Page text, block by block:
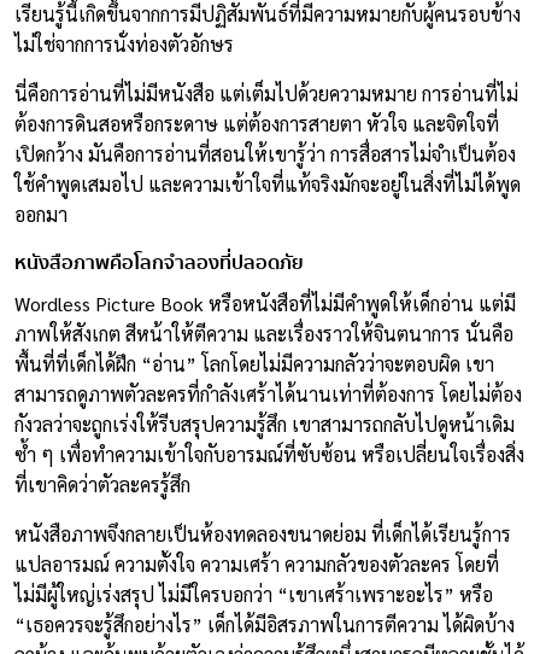
เรียนรู้นี้เกิดขึ้นจากการมีปฏิสัมพันธ์ที่มีความหมายกับผู้คนรอบข้าง
ไม่ใช่จากการนั่งท่องตัวอักษร
นี่คือการอ่านที่ไม่มีหนังสือ แต่เต็มไปด้วยความหมาย การอ่านที่ไม่
ต้องการดินสอหรือกระดาษ แต่ต้องการสายตา หัวใจ และจิตใจที่
เปิดกว้าง มันคือการอ่านที่สอนให้เขารู้ว่า การสื่อสารไม่จำเป็นต้อง
ใช้คำพูดเสมอไป และความเข้าใจที่แท้จริงมักจะอยู่ในสิ่งที่ไม่ได้พูด
ออกมา
หนังสือภาพคือโลกจำลองที่ปลอดภัย
Wordless Picture Book หรือหนังสือที่ไม่มีคำพูดให้เด็กอ่าน แต่มี
ภาพให้สังเกต สีหน้าให้ตีความ และเรื่องราวให้จินตนาการ นั่นคือ
พื้นที่ที่เด็กได้ฝึก “อ่าน” โลกโดยไม่มีความกลัวว่าจะตอบผิด เขา
สามารถดูภาพตัวละครที่กำลังเศร้าได้นานเท่าที่ต้องการ โดยไม่ต้อง
กังวลว่าจะถูกเร่งให้รีบสรุปความรู้สึก เขาสามารถกลับไปดูหน้าเดิม
ซ้ำ ๆ เพื่อทำความเข้าใจกับอารมณ์ที่ซับซ้อน หรือเปลี่ยนใจเรื่องสิ่ง
ที่เขาคิดว่าตัวละครรู้สึก
หนังสือภาพจึงกลายเป็นห้องทดลองขนาดย่อม ที่เด็กได้เรียนรู้การ
แปลอารมณ์ ความตั้งใจ ความเศร้า ความกลัวของตัวละคร โดยที่
ไม่มีผู้ใหญ่เร่งสรุป ไม่มีใครบอกว่า “เขาเศร้าเพราะอะไร” หรือ
“เธอควรจะรู้สึกอย่างไร” เด็กได้มีอิสรภาพในการตีความ ได้ผิดบ้าง